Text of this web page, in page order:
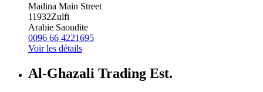
Madina Main Street
11932Zulfi
Arabie Saoudite
0096 66 4221695
Voir les détails
Al-Ghazali Trading Est.